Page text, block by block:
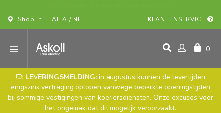
Shop in: ITALIA / NL KLANTENSERVICE
0
LEVERINGSMELDING:in augustus kunnen de levertijden
enigszins vertraging oplopen vanwege beperkte openingstijden
bij sommige vestigingen van koeriersdiensten. Onze excuses voor
het ongemak dat dit mogelijk veroorzaakt.